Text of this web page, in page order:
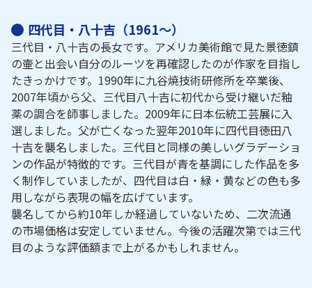
四代目・八十吉（1961～）
三代目・八十吉の長女です。アメリカ美術館で見た景徳鎮
の壷と出会い自分のルーツを再確認したのが作家を目指し
たきっかけです。1990年に九谷焼技術研修所を卒業後、
2007年頃から父、三代目八十吉に初代から受け継いだ釉
薬の調合を師事しました。2009年に日本伝統工芸展に入
選しました。父が亡くなった翌年2010年に四代目徳田八
十吉を襲名しました。三代目と同様の美しいグラデーショ
ンの作品が特徴的です。三代目が青を基調にした作品を多
く制作していましたが、四代目は白・緑・黄などの色も多
用しながら表現の幅を広げています。
襲名してから約10年しか経過していないため、二次流通
の市場価格は安定していません。今後の活躍次第では三代
目のような評価額まで上がるかもしれません。